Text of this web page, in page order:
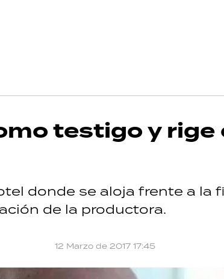
testigo y rige
donde se aloja frente a la
de la productora.
12 Marzo de 2017 17:45